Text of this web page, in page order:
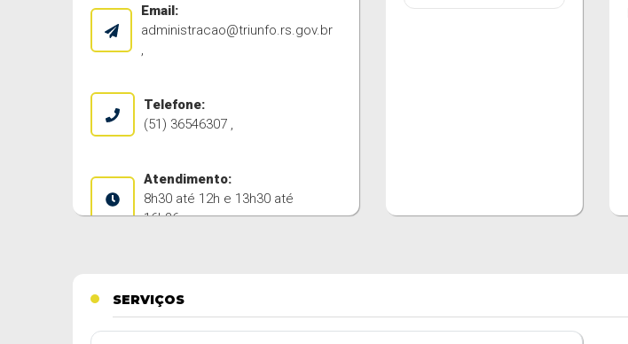
Email:
administracao@triunfo.rs.gov.br
,
Telefone:
(51) 36546307 ,
Atendimento:
8h30 até 12h e 13h30 até
16h36
SERVIÇOS